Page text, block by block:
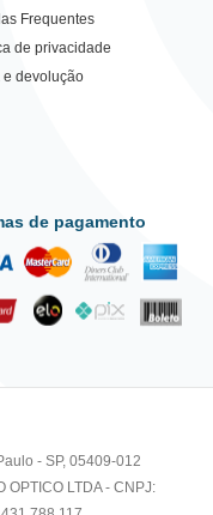
Frequentes
de privacidade
e devolução
de pagamento
- SP, 05409-012
OPTICO LTDA - CNPJ: